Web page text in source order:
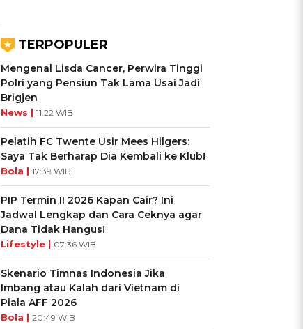
TERPOPULER
Mengenal Lisda Cancer, Perwira Tinggi
Polri yang Pensiun Tak Lama Usai Jadi
Brigjen
News | 11:22 WIB
Pelatih FC Twente Usir Mees Hilgers:
Saya Tak Berharap Dia Kembali ke Klub!
Bola | 17:39 WIB
PIP Termin II 2026 Kapan Cair? Ini
Jadwal Lengkap dan Cara Ceknya agar
Dana Tidak Hangus!
Lifestyle | 07:36 WIB
Skenario Timnas Indonesia Jika
Imbang atau Kalah dari Vietnam di
Piala AFF 2026
Bola | 20:49 WIB